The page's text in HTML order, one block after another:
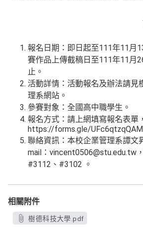
報名日期：即日起至111年11月
賽作品上傳截稿日至111年11月
止。
活動詳情：活動報名及辦法請見
理系網站。
參賽對象：全國高中職學生。
報名方式：請上網填寫報名表單
https://forms.gle/
聯絡資訊：本校企業管理系譚文
mail：vincent0506@stu.edu.tw
#3112、#3102 。
相關附件
樹德科技大學.pdf